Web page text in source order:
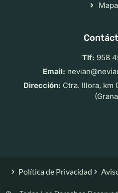
Tlf: 958
Email:
Dirección: Ctra. Illora, km
Política de Privacidad